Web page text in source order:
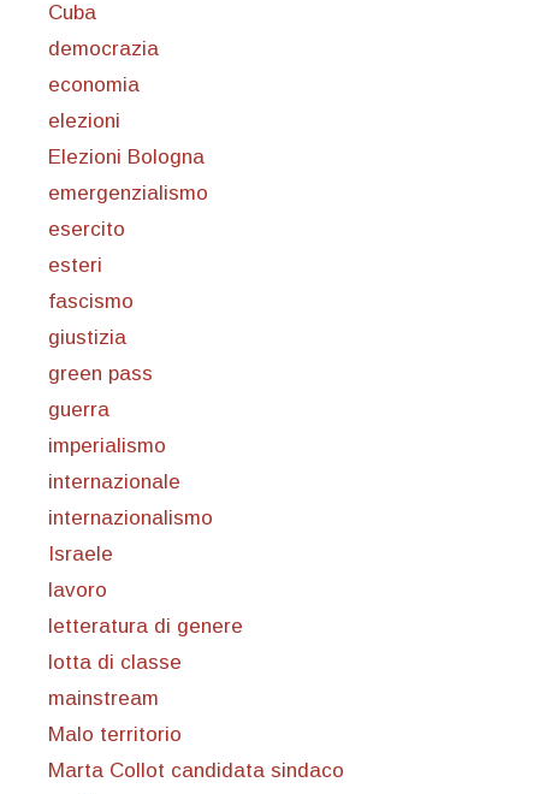
Cuba
democrazia
economia
elezioni
Elezioni Bologna
emergenzialismo
esercito
esteri
fascismo
giustizia
green pass
guerra
imperialismo
internazionale
internazionalismo
Israele
lavoro
letteratura di genere
lotta di classe
mainstream
Malo territorio
Marta Collot candidata sindaco